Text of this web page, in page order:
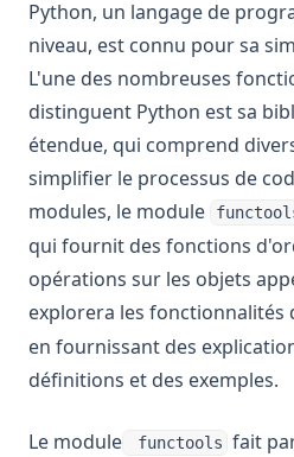
Python, un langage de
niveau, est connu pour sa
L'une des nombreuses
distinguent Python est sa
étendue, qui comprend
simplifier le processus de
modules, le module
qui fournit des fonctions
opérations sur les objets
explorera les fonctionnalités
en fournissant des
définitions et des exemples.
Le module functools fait